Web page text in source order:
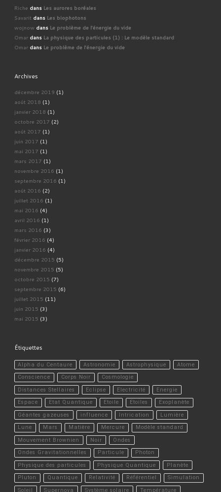
Riche dans Les aurores boréales
Savaritdans Les biophotons
wojnowdans Le problème de l'énergie du vide
Omardans La physique des particules (1) : Le modèle standard
Omardans Le problème de l'énergie du vide
Archives
décembre 2019 (1)
août 2018 (1)
janvier 2018 (1)
octobre 2017 (2)
août 2017 (1)
juin 2017 (1)
mai 2017 (1)
mars 2017 (1)
novembre 2016 (1)
septembre 2016 (1)
août 2016 (2)
juillet 2016 (1)
mai 2016 (4)
avril 2016 (1)
mars 2016 (3)
février 2016 (4)
janvier 2016 (4)
décembre 2015 (5)
novembre 2015 (5)
octobre 2015 (7)
septembre 2015 (6)
juillet 2015 (11)
juin 2015 (3)
mai 2015 (3)
Étiquettes
Alpha du Centaure Astronomie Astrophysique
Atome
Conscience
Corps Noir
Cosmologie
Distances Stellaires
Eclipse Electricité
Energie
Espace
Etat Quantique Etoile Etoiles
Exoplanète
Géantes gazeuses
influence Intrication
Lumière
Lune
Mars Matière Mercure
Modèle standard
Mouvement Brownien
Noir
Ondes
Ondes Gravitationnelles
Particule
Photon
Physique des particules
Physique Quantique
Planète
Pluton
Quantique Relativité Référentiel
Simulation
Soleil
Supernova Système solaire Température